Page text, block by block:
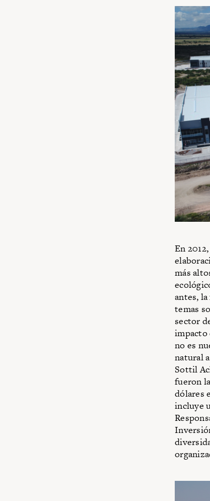
En
más
antes,
temas
sector
impacto
no es
natural
Sottil
fueron
dólares
incluye